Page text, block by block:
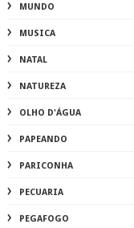
MUNDO
MUSICA
NATAL
NATUREZA
OLHO D'ÁGUA
PAPEANDO
PARICONHA
PECUARIA
PEGAFOGO